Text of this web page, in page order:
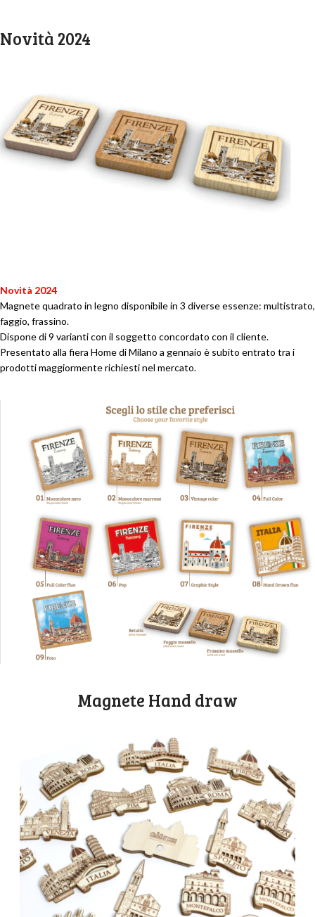
Novità 2024
Novità 2024
Magnete quadrato in legno disponibile in 3 diverse essenze: multistrato,
faggio, frassino.
Dispone di 9 varianti con il soggetto concordato con il cliente.
Presentato alla fiera Home di Milano a gennaio è subito entrato tra i
prodotti maggiormente richiesti nel mercato.
Magnete Hand draw